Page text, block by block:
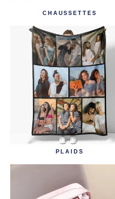
CHAUSSETTES
PLAIDS